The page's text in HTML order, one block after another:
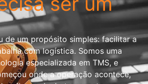
de um propósito simples: facilitar a
com logística. Somos uma
especializada em TMS, e
onde a operação acontece,